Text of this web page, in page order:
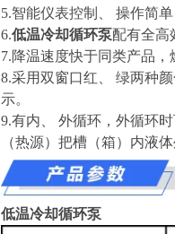
5.智能仪表控制 操作简单
6.低温冷却循环泵配有全高
7.降温速度快于同类产品，
8.采用双窗口红 绿两种
示。
9.有内
外循环，外循环
（热源）把槽（箱）内液
低温冷却循环泵